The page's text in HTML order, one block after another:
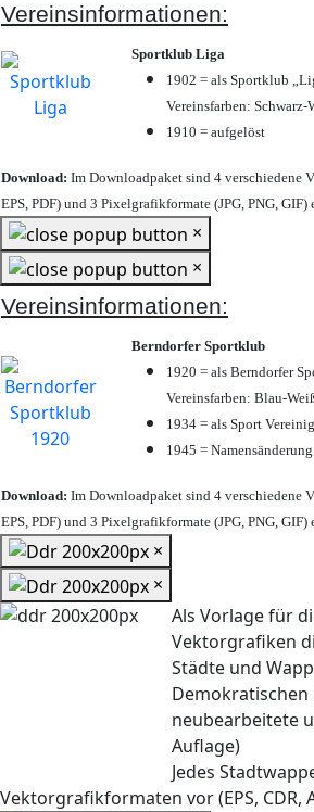
Vereinsinformationen:
Sportklub Liga
1902 = als Sportklub
Vereinsfarben: Schwarz-
1910 = aufgelöst
Download: Im Downloadpaket sind 4 verschiedene
EPS, PDF) und 3 Pixelgrafikformate (JPG, PNG, GIF)
×
×
Vereinsinformationen:
Berndorfer Sportklub
1920 = als Berndorfer
Vereinsfarben: Blau-
1934 = als Sport
1945 =
Download: Im Downloadpaket sind 4 verschiedene
EPS, PDF) und 3 Pixelgrafikformate (JPG, PNG, GIF)
×
×
Als Vorlage für
Vektorgrafiken
Städte und
Demokratischen
neubearbeitete
Auflage)
Jedes
Vektorgrafikformaten vor (EPS, CDR,